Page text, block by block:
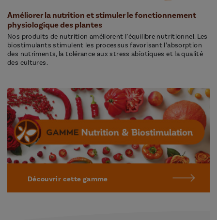
Améliorer la nutrition et stimuler le fonctionnement
physiologique des plantes
Nos produits de nutrition améliorent l’équilibre nutritionnel. Les
biostimulants stimulent les processus favorisant l’absorption
des nutriments, la tolérance aux stress abiotiques et la qualité
des cultures.
Découvrir cette gamme